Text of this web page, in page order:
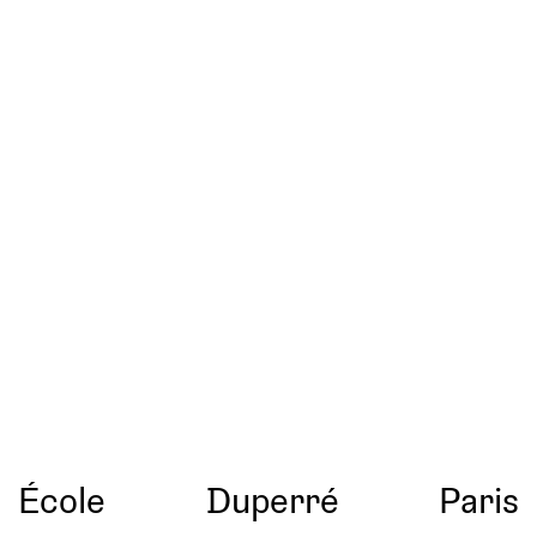
École Duperré Paris